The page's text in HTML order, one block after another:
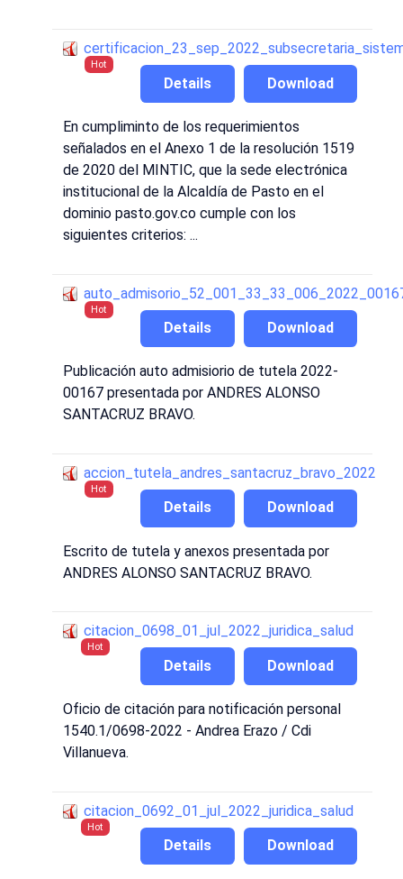
Hot
Download
Details
En cumpliminto de los requerimientos
señalados en el Anexo 1 de la resolución 1519
de 2020 del MINTIC, que la sede electrónica
institucional de la Alcaldía de Pasto en el
dominio pasto.gov.co cumple con los
siguientes criterios: ...
Hot
Download
Details
Publicación auto admisiorio de tutela 2022-
00167 presentada por ANDRES ALONSO
SANTACRUZ BRAVO.
accion_tutela_andres_santacruz_bravo_2022
Hot
Download
Details
Escrito de tutela y anexos presentada por
ANDRES ALONSO SANTACRUZ BRAVO.
citacion_0698_01_jul_2022_juridica_salud
Hot
Download
Details
Oficio de citación para notificación personal
1540.1/0698-2022 - Andrea Erazo / Cdi
Villanueva.
citacion_0692_01_jul_2022_juridica_salud
Hot
Download
Details